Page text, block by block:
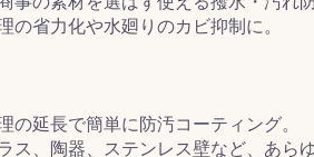
処理
の省力化や水廻りのカビ抑制に。
の延長で簡単に防汚コーティング。
ス、陶器、ステンレス壁など、あら